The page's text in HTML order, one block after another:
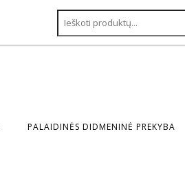
PALAIDINĖS DIDMENINĖ PREKYBA